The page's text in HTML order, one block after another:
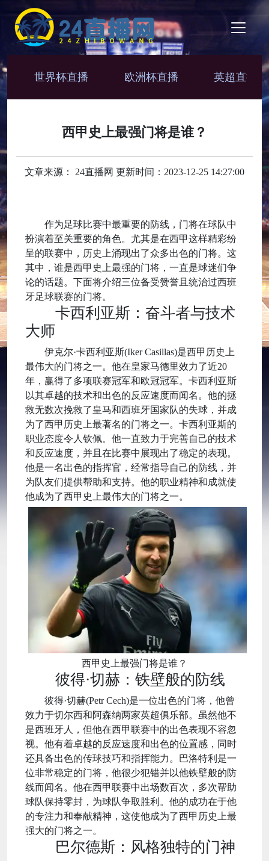
世界杯直播 欧洲杯直播 英超直播
西甲史上最强门将是谁？
文章来源： 24直播网 更新时间：2023-12-25 14:27:00
作为足球比赛中最重要的防线，门将在球队中
扮演着至关重要的角色。尤其是在西甲这样精彩纷
呈的联赛中，历史上涌现出了众多出色的门将。这
其中，谁是西甲史上最强的门将，一直是球迷们争
论的话题。下面将介绍三位备受赞誉且统治过西班
牙足球联赛的门将。
卡西利亚斯：奋斗者与技术
大师
伊克尔·卡西利亚斯(Iker Casillas)是西甲历史上
最伟大的门将之一。他在皇家马德里效力了近20
年，赢得了多项联赛冠军和欧冠冠军。卡西利亚斯
以其卓越的技术和出色的反应速度而闻名。他的拯
救无数次挽救了皇马和西班牙国家队的失球，并成
为了西甲历史上最著名的门将之一。卡西利亚斯的
职业态度令人钦佩。他一直致力于完善自己的技术
和反应速度，并且在比赛中展现出了稳定的表现。
他是一名出色的指挥官，经常指导自己的防线，并
为队友们提供帮助和支持。他的职业精神和成就使
他成为了西甲史上最伟大的门将之一。
西甲史上最强门将是谁？
彼得·切赫：铁壁般的防线
彼得·切赫(Petr Cech)是一位出色的门将，他曾
效力于切尔西和阿森纳两家英超俱乐部。虽然他不
是西班牙人，但他在西甲联赛中的出色表现不容忽
视。他有着卓越的反应速度和出色的位置感，同时
还具备出色的传球技巧和指挥能力。巴洛特利是一
位非常稳定的门将，他很少犯错并以他铁壁般的防
线而闻名。他在西甲联赛中出场数百次，多次帮助
球队保持零封，为球队争取胜利。他的成功在于他
的专注力和奉献精神，这使他成为了西甲历史上最
强大的门将之一。
巴尔德斯：风格独特的门神